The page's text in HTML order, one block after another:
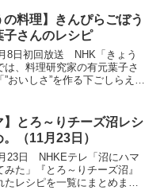
夏の簡単前菜レシピです。築
家...
の料理】きんぴらごぼう
子さんのレシピ
8日初回放送 NHK「きょう
は、料理研究家の有元葉子さ
”おいしさ”を作る下ごしらえ」
す時間のほとんどが下ごしら
】とろ～りチーズ沼レシ
。（11月23日）
23日 NHKEテレ「沼にハマ
みた」『とろ～りチーズ沼』
たレシピを一覧にまとめまし